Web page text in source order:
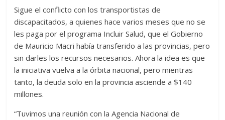
Sigue el conflicto con los transportistas de
discapacitados, a quienes hace varios meses que no se
les paga por el programa Incluir Salud, que el Gobierno
de Mauricio Macri había transferido a las provincias, pero
sin darles los recursos necesarios. Ahora la idea es que
la iniciativa vuelva a la órbita nacional, pero mientras
tanto, la deuda solo en la provincia asciende a $140
millones.
“Tuvimos una reunión con la Agencia Nacional de